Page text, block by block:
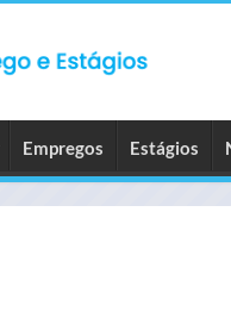
Empregos Estágios